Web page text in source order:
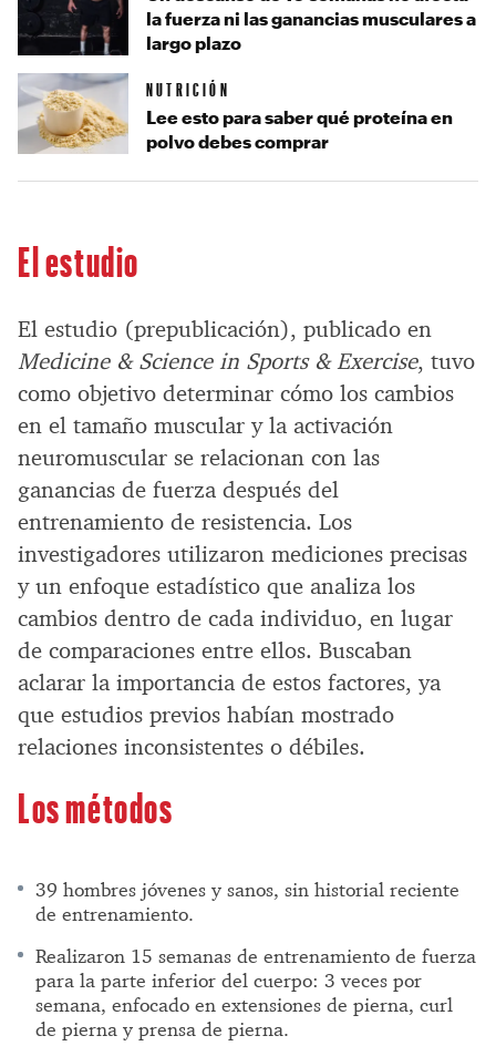
El estudio
El estudio (prepublicación), publicado en
Medicine & Science in Sports & Exercise, tuvo
como objetivo determinar cómo los cambios
en el tamaño muscular y la activación
neuromuscular se relacionan con las
ganancias de fuerza después del
entrenamiento de resistencia. Los
investigadores utilizaron mediciones precisas
y un enfoque estadístico que analiza los
cambios dentro de cada individuo, en lugar
de comparaciones entre ellos. Buscaban
aclarar la importancia de estos factores, ya
que estudios previos habían mostrado
relaciones inconsistentes o débiles.
Los métodos
39 hombres jóvenes y sanos, sin historial reciente
de entrenamiento.
Realizaron 15 semanas de entrenamiento de fuerza
para la parte inferior del cuerpo: 3 veces por
semana, enfocado en extensiones de pierna, curl
de pierna y prensa de pierna.
la fuerza ni las ganancias musculares a
largo plazo
NUTRICIÓN
Lee esto para saber qué proteína en
polvo debes comprar